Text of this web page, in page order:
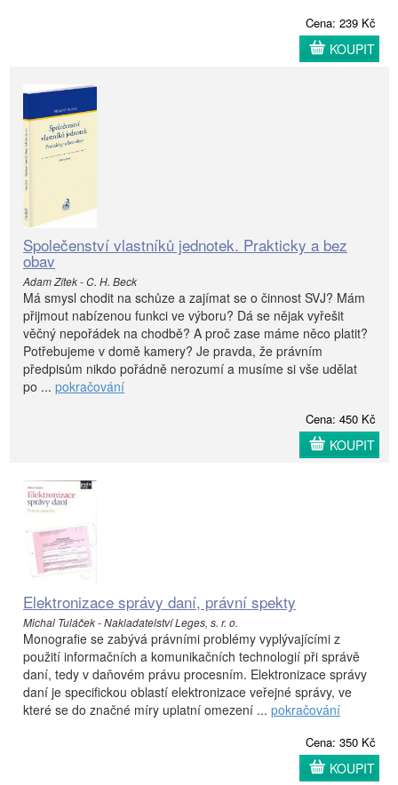
Cena: 239 Kč
KOUPIT
Společenství vlastníků jednotek. Prakticky a bez
obav
Adam Zítek - C. H. Beck
Má smysl chodit na schůze a zajímat se o činnost SVJ? Mám
přijmout nabízenou funkci ve výboru? Dá se nějak vyřešit
věčný nepořádek na chodbě? A proč zase máme něco platit?
Potřebujeme v domě kamery? Je pravda, že právním
předpisům nikdo pořádně nerozumí a musíme si vše udělat
po ... pokračování
Cena: 450 Kč
KOUPIT
Elektronizace správy daní, právní spekty
Michal Tuláček - Nakladatelství Leges, s. r. o.
Monografie se zabývá právními problémy vyplývajícími z
použití informačních a komunikačních technologií při správě
daní, tedy v daňovém právu procesním. Elektronizace správy
daní je specifickou oblastí elektronizace veřejné správy, ve
které se do značné míry uplatní omezení ... pokračování
Cena: 350 Kč
KOUPIT